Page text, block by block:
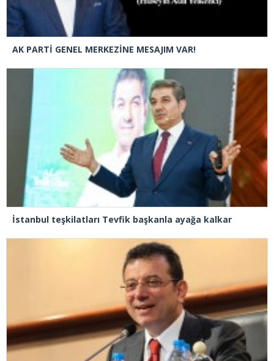
AK PARTİ GENEL MERKEZİNE MESAJIM VAR!
İstanbul teşkilatları Tevfik başkanla ayağa kalkar